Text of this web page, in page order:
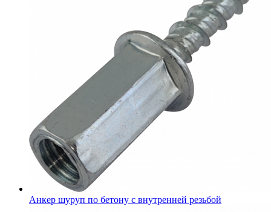
Анкер шуруп по бетону с внутренней резьбой